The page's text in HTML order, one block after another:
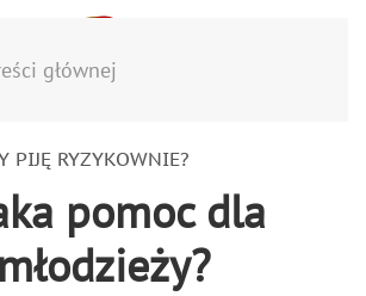
głównej
PIJĘ RYZYKOWNIE?
pomoc dla